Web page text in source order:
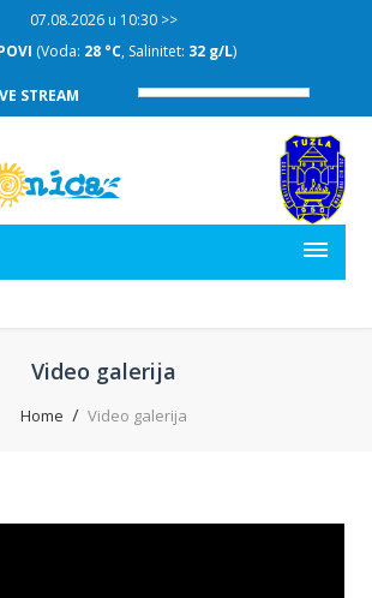
07.08.2026 u 10:30 >>
(Voda: 28 °C, Salinitet: 32 g/L)
STREAM
Video galerija
Home Video galerija